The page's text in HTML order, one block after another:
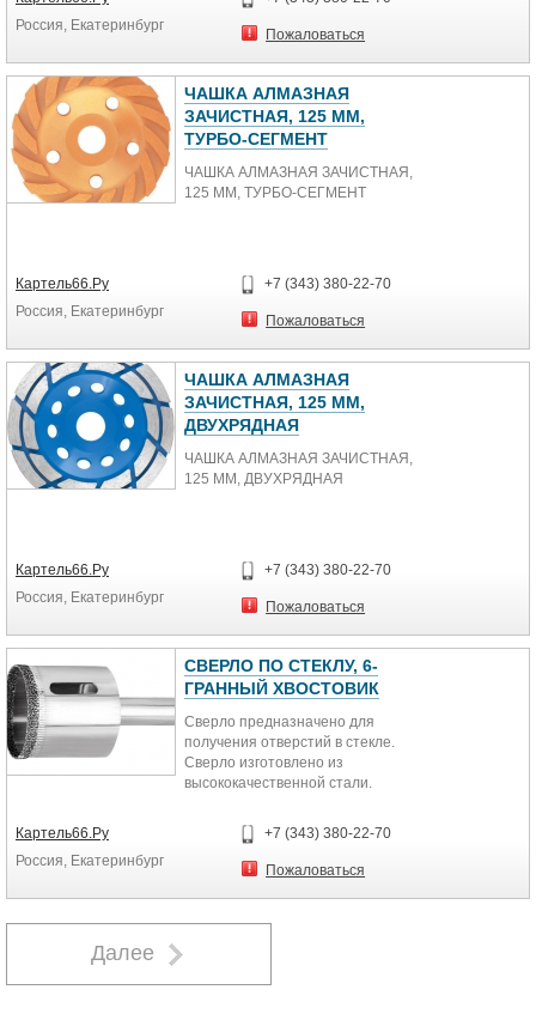
Россия, Екатеринбург
Пожаловаться
ЧАШКА АЛМАЗНАЯ
ЗАЧИСТНАЯ, 125 ММ,
ТУРБО-СЕГМЕНТ
ЧАШКА АЛМАЗНАЯ ЗАЧИСТНАЯ,
125 ММ, ТУРБО-СЕГМЕНТ
Картель66.Ру
Россия, Екатеринбург
+7 (343) 380-22-70
Пожаловаться
ЧАШКА АЛМАЗНАЯ
ЗАЧИСТНАЯ, 125 ММ,
ДВУХРЯДНАЯ
ЧАШКА АЛМАЗНАЯ ЗАЧИСТНАЯ,
125 ММ, ДВУХРЯДНАЯ
Картель66.Ру
Россия, Екатеринбург
+7 (343) 380-22-70
Пожаловаться
СВЕРЛО ПО СТЕКЛУ, 6-
ГРАННЫЙ ХВОСТОВИК
Сверло предназначено для
получения отверстий в стекле.
Сверло изготовлено из
высококачественной стали.
алмазное напыление, имеющее
высокую эффективность и точность
реза. Компенсационные пропилы в
позволяют улучшать отвод шлама
необходимо обеспечить подвод
Картель66.Ру
Россия, Екатеринбург
+7 (343) 380-22-70
Пожаловаться
Далее